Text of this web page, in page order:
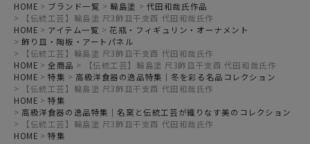
HOME ブランド一覧 輪島塗
代田和哉氏作品
【伝統工芸】輪島塗 尺3飾皿干支酉 代田和哉氏作
HOME
アイテム一覧
花瓶・フィギュリン・オーナメント
飾り皿・陶板・アートパネル
【伝統工芸】輪島塗 尺3飾皿干支酉 代田和哉氏作
HOME
全商品
【伝統工芸】輪島塗 尺3飾皿干支酉 代田和哉氏作
HOME
特集
高級洋食器の逸品特集｜冬を彩る名品コレクション
【伝統工芸】輪島塗 尺3飾皿干支酉 代田和哉氏作
HOME
特集
高級洋食器の逸品特集｜名窯と伝統工芸が織りなす美のコレクション
【伝統工芸】輪島塗 尺3飾皿干支酉 代田和哉氏作
HOME
特集